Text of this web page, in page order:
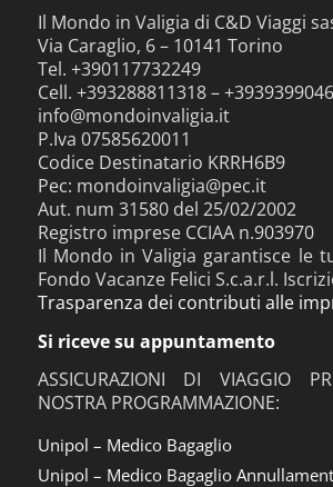
Il Mondo in Valigia di C&D Viaggi
Via Caraglio, 6 – 10141 Torino
Tel. +390117732249
Cell. +393288811318 –
info@mondoinvaligia.it
P.Iva 07585620011
Codice Destinatario KRRH6B9
Pec: mondoinvaligia@pec.it
Aut. num 31580 del 25/02/2002
Registro imprese CCIAA n.903970
Il Mondo in Valigia garantisce le
Fondo Vacanze Felici S.c.a.r.l.
Trasparenza dei contributi alle
Si riceve su appuntamento
ASSICURAZIONI DI VIAGGIO
NOSTRA PROGRAMMAZIONE:
Unipol – Medico Bagaglio
Unipol – Medico Bagaglio